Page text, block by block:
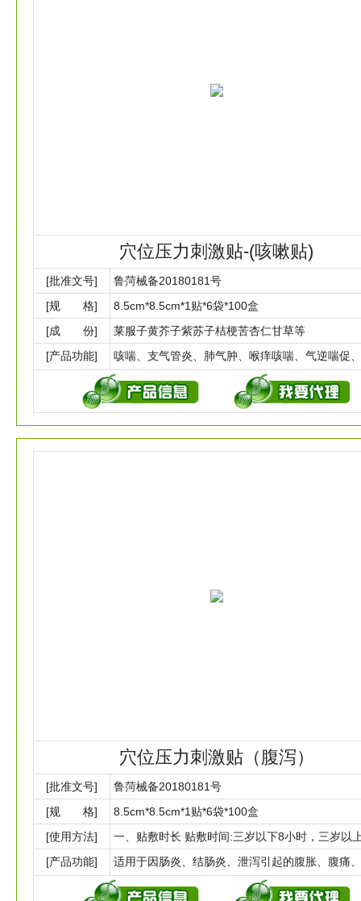
穴位压力刺激贴-(咳嗽贴)
[批准文号]
鲁菏械备20180181号
[规 格]
8.5cm*8.5cm*1贴*6袋*100盒
[成 份]
莱服子黄芥子紫苏子桔梗苦杏仁甘草等
[产品功能]
穴位压力刺激贴（腹泻）
[批准文号]
鲁菏械备20180181号
[规 格]
8.5cm*8.5cm*1贴*6袋*100盒
[使用方法]
[产品功能]